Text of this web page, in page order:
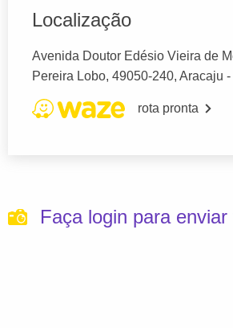
Localização
Avenida Doutor Edésio Vieira de
Pereira Lobo, 49050-240, Aracaju -
rota pronta
Faça login para enviar